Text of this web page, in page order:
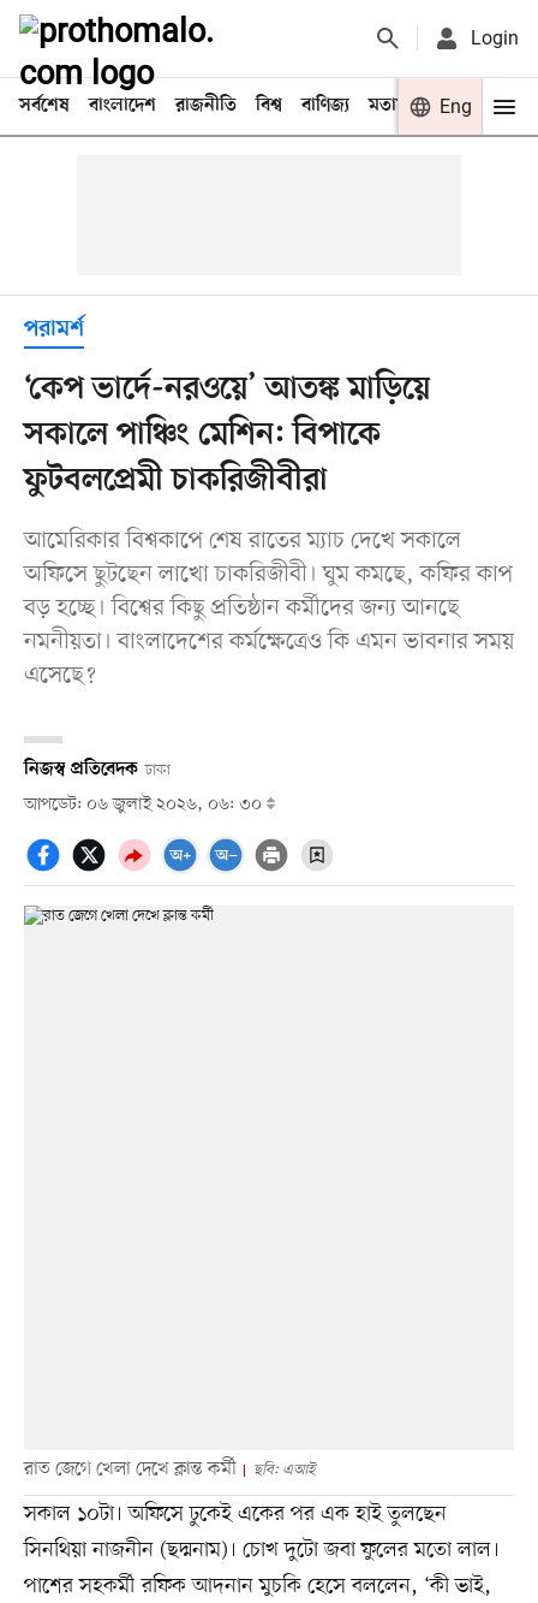
Login
সর্বশেষ বাংলাদেশ রাজনীতি বিশ্ব বাণিজ্য মতামত খেলা
Eng
পরামর্শ
‘কেপ ভার্দে-নরওয়ে’ আতঙ্ক মাড়িয়ে
সকালে পাঞ্চিং মেশিন: বিপাকে
ফুটবলপ্রেমী চাকরিজীবীরা
আমেরিকার বিশ্বকাপে শেষ রাতের ম্যাচ দেখে সকালে
অফিসে ছুটছেন লাখো চাকরিজীবী। ঘুম কমছে, কফির কাপ
বড় হচ্ছে। বিশ্বের কিছু প্রতিষ্ঠান কর্মীদের জন্য আনছে
নমনীয়তা। বাংলাদেশের কর্মক্ষেত্রেও কি এমন ভাবনার সময়
এসেছে?
নিজস্ব প্রতিবেদক ঢাকা
আপডেট: ০৬ জুলাই ২০২৬, ০৬: ৩০
রাত জেগে খেলা দেখে ক্লান্ত কর্মী ছবি: এআই
সকাল ১০টা। অফিসে ঢুকেই একের পর এক হাই তুলছেন
সিনথিয়া নাজনীন (ছদ্মনাম)। চোখ দুটো জবা ফুলের মতো লাল।
পাশের সহকর্মী রফিক আদনান মুচকি হেসে বললেন, ‘কী ভাই,